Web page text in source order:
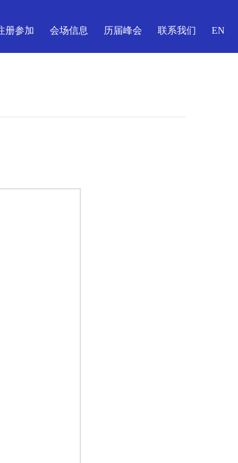
册参加 会场信息 历届峰会 联系我们 EN